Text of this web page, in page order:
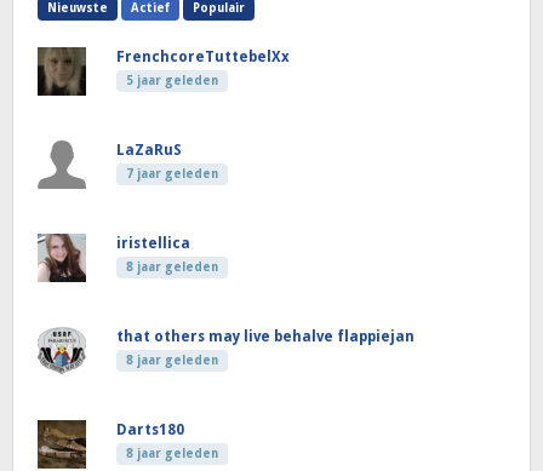
Nieuwste Actief Populair
FrenchcoreTuttebelXx
5 jaar geleden
LaZaRuS
7 jaar geleden
iristellica
8 jaar geleden
that others may live behalve flappiejan
8 jaar geleden
Darts180
8 jaar geleden